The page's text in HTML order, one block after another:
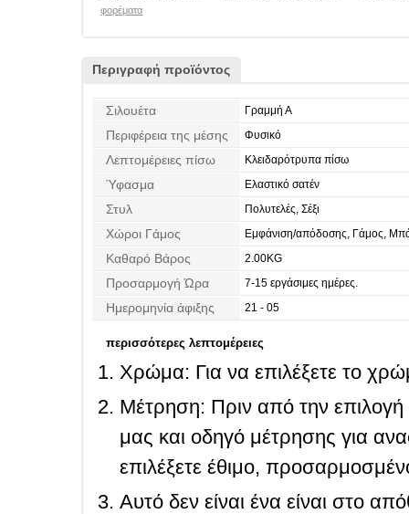
φορέματα
Περιγραφή προϊόντος
Σιλουέτα Γραμμή Α
Περιφέρεια της μέσης Φυσικό
Λεπτομέρειες πίσω Κλειδαρότρυπα πίσω
Ύφασμα Ελαστικό σατέν
Στυλ Πολυτελές, Σέξι
Χώροι Γάμος Εμφάνιση/απόδοσης, Γάμος,
Καθαρό Βάρος 2.00KG
Προσαρμογή Ώρα 7-15 εργάσιμες ημέρες.
Ημερομηνία άφιξης 21 - 05
περισσότερες λεπτομέρειες
Χρώμα: Για να επιλέξετε το
Μέτρηση: Πριν από την
μας και οδηγό μέτρησης για
επιλέξετε έθιμο,
Αυτό δεν είναι ένα είναι στο